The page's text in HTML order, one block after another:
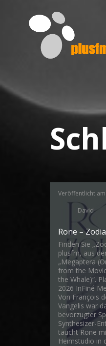
Veröffentlicht am
David
Rone –
Finden Sie
plusfm, aus
„Megaptera
from the
the Whale)“.
2026 InFiné
Von François
Vangelis war
bevorzugter
Synthesizer-
taucht Rone
Heimstudio in